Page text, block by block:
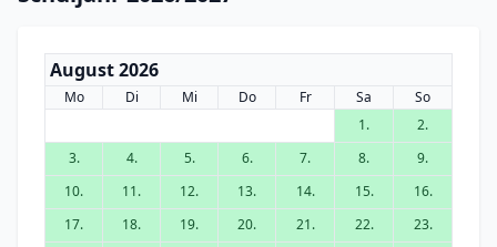
August 2026
Mo Di Mi Do Fr Sa
So
1.
2.
3.
4. 5. 6. 7. 8.
9.
10.
11. 12. 13. 14. 15.
16.
17.
18. 19. 20. 21. 22.
23.